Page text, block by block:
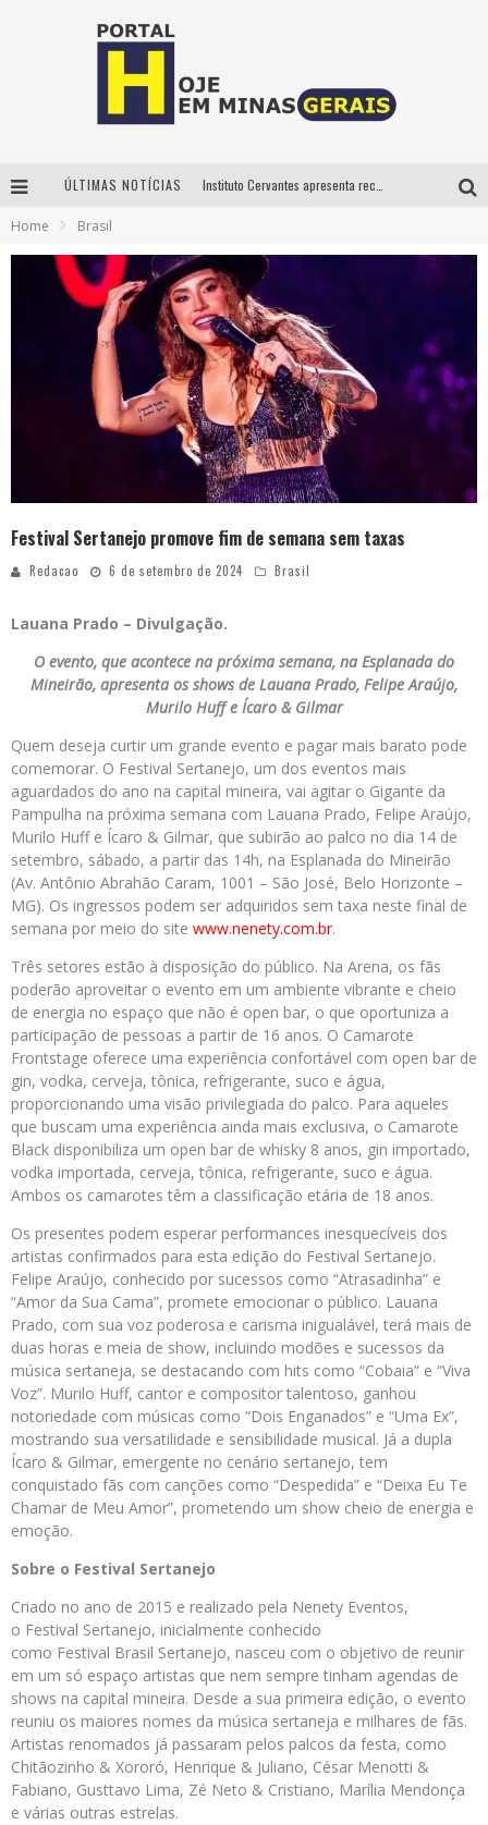
ÚLTIMAS NOTÍCIAS
Home Brasil
Festival Sertanejo promove fim de semana sem taxas
Redacao 6 de setembro de 2024 Brasil
Lauana Prado – Divulgação.
O evento, que acontece na próxima semana, na Esplanada do
Mineirão, apresenta os shows de Lauana Prado, Felipe Araújo,
Murilo Huff e Ícaro & Gilmar
Quem deseja curtir um grande evento e pagar mais barato pode
comemorar. O Festival Sertanejo, um dos eventos mais
aguardados do ano na capital mineira, vai agitar o Gigante da
Pampulha na próxima semana com Lauana Prado, Felipe Araújo,
Murilo Huff e Ícaro & Gilmar, que subirão ao palco no dia 14 de
setembro, sábado, a partir das 14h, na Esplanada do Mineirão
(Av. Antônio Abrahão Caram, 1001 – São José, Belo Horizonte –
MG). Os ingressos podem ser adquiridos sem taxa neste final de
semana por meio do site www.nenety.com.br.
Três setores estão à disposição do público. Na Arena, os fãs
poderão aproveitar o evento em um ambiente vibrante e cheio
de energia no espaço que não é open bar, o que oportuniza a
participação de pessoas a partir de 16 anos. O Camarote
Frontstage oferece uma experiência confortável com open bar de
gin, vodka, cerveja, tônica, refrigerante, suco e água,
proporcionando uma visão privilegiada do palco. Para aqueles
que buscam uma experiência ainda mais exclusiva, o Camarote
Black disponibiliza um open bar de whisky 8 anos, gin importado,
vodka importada, cerveja, tônica, refrigerante, suco e água.
Ambos os camarotes têm a classificação etária de 18 anos.
Os presentes podem esperar performances inesquecíveis dos
artistas confirmados para esta edição do Festival Sertanejo.
Felipe Araújo, conhecido por sucessos como “Atrasadinha” e
“Amor da Sua Cama”, promete emocionar o público. Lauana
Prado, com sua voz poderosa e carisma inigualável, terá mais de
duas horas e meia de show, incluindo modões e sucessos da
música sertaneja, se destacando com hits como “Cobaia” e “Viva
Voz”. Murilo Huff, cantor e compositor talentoso, ganhou
notoriedade com músicas como “Dois Enganados” e “Uma Ex”,
mostrando sua versatilidade e sensibilidade musical. Já a dupla
Ícaro & Gilmar, emergente no cenário sertanejo, tem
conquistado fãs com canções como “Despedida” e “Deixa Eu Te
Chamar de Meu Amor”, prometendo um show cheio de energia e
emoção.
Sobre o Festival Sertanejo
Criado no ano de 2015 e realizado pela Nenety Eventos,
o Festival Sertanejo, inicialmente conhecido
como Festival Brasil Sertanejo, nasceu com o objetivo de reunir
em um só espaço artistas que nem sempre tinham agendas de
shows na capital mineira. Desde a sua primeira edição, o evento
reuniu os maiores nomes da música sertaneja e milhares de fãs.
Artistas renomados já passaram pelos palcos da festa, como
Chitãozinho & Xororó, Henrique & Juliano, César Menotti &
Fabiano, Gusttavo Lima, Zé Neto & Cristiano, Marília Mendonça
e várias outras estrelas.